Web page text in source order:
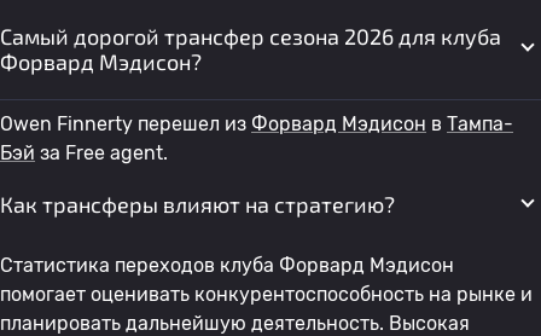
Самый дорогой трансфер сезона 2026 для клуба
Форвард Мэдисон?
Owen Finnerty перешел из Форвард Мэдисон в Тампа-
Бэй за Free agent.
Как трансферы влияют на стратегию?
Статистика переходов клуба Форвард Мэдисон
помогает оценивать конкурентоспособность на рынке и
планировать дальнейшую деятельность. Высокая